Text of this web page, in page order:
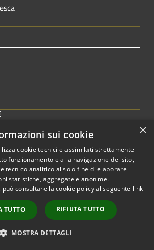
Buccinasco (MI)
×
sui cookie
cookie tecnici e assimilati strettamente
funzionamento e alla navigazione del sito,
tecnico analitico al solo fine di elaborare
statistiche, aggregate e anonime.
consultare la cookie policy al seguente link
TUTTO RIFIUTA TUTTO
MOSTRA DETTAGLI